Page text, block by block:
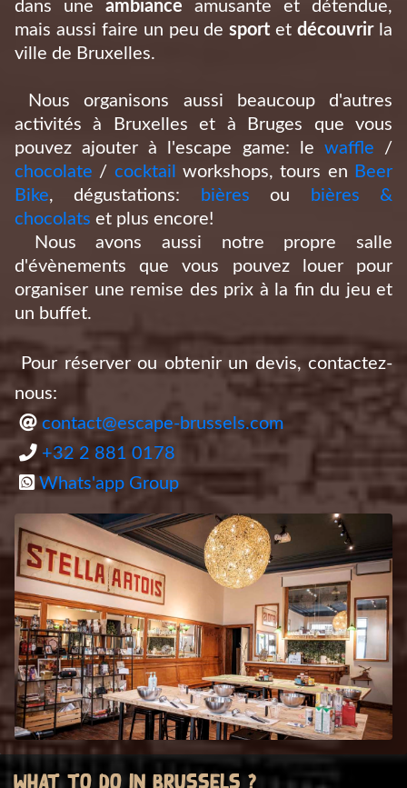
dans une ambiance amusante et détendue,
mais aussi faire un peu desport etdécouvrirla
ville de Bruxelles.
Nous organisons aussi beaucoup d'autres
activités à Bruxelles et à Bruges que vous
pouvez ajouter à l'escape game: le waffle /
chocolate / cocktail workshops, tours en Beer
Bike, dégustations: bières ou
bières &
chocolats et plus encore!
Nous avons aussi notre propre salle
d'évènements que vous pouvez louer pour
organiser une remise des prix à la fin du jeu et
un buffet.
Pour réserver ou obtenir un devis, contactez-
nous:
contact@escape-brussels.com
+32 2 881 0178
Whats'app Group
What to do in Brussels ?